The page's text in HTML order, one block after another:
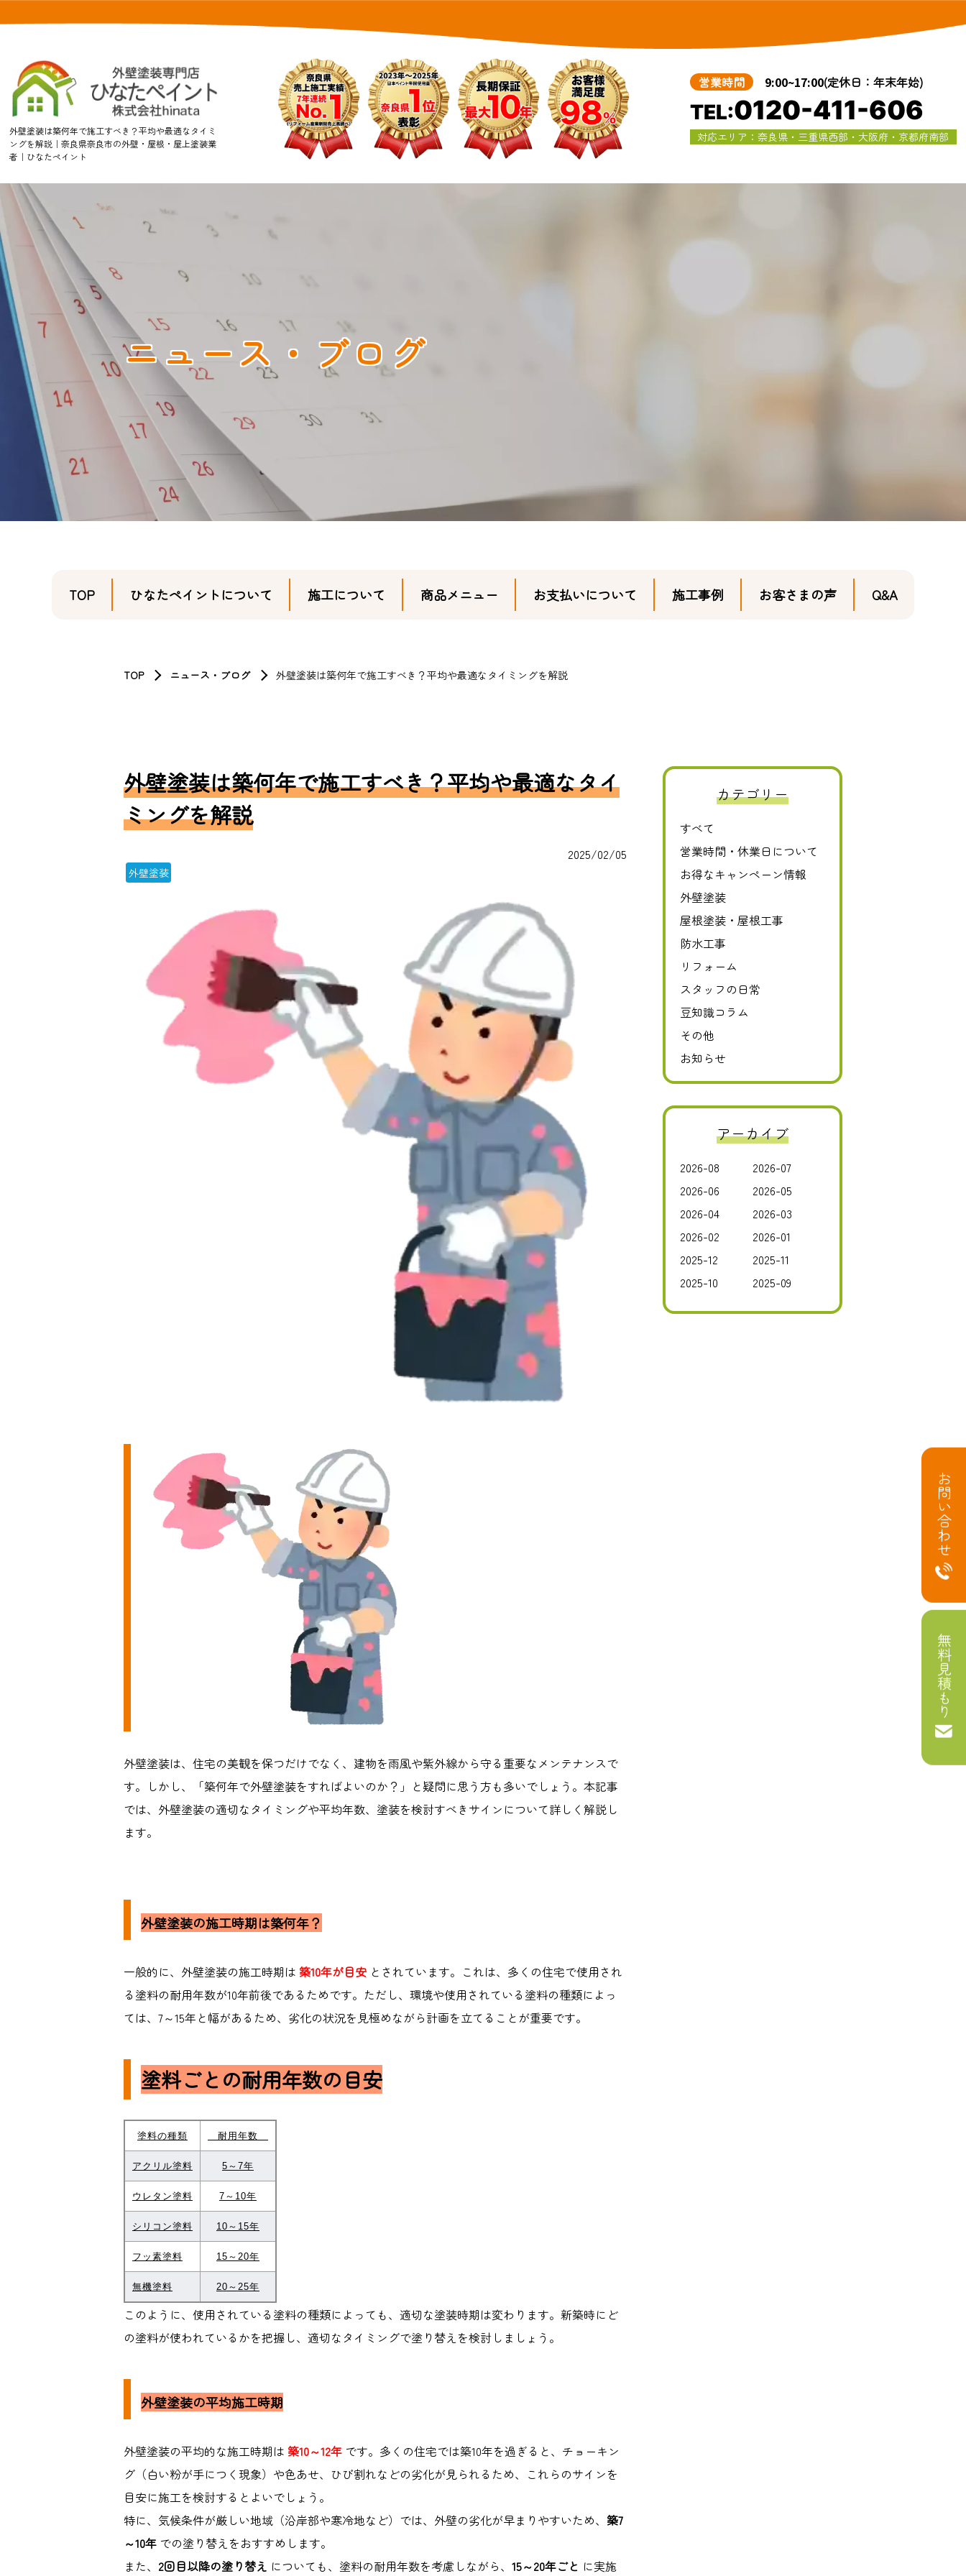
外壁塗装は築何年で施工すべき？平均や最適なタイミ
ングを解説｜奈良県奈良市の外壁・屋根・屋上塗装業
者｜ひなたペイント
営業時間 9:00~17:00(定休日：年末年始)
TEL:0120-411-606
対応エリア：奈良県・三重県西部・大阪府・京都府南部
ニュース・ブログ
TOP ひなたペイントについて 施工について 商品メニュー お支払いについて 施工事例 お客さまの声 Q&A
TOP ニュース・ブログ 外壁塗装は築何年で施工すべき？平均や最適なタイミングを解説
外壁塗装は築何年で施工すべき？平均や最適なタイ
ミングを解説
2025/02/05
外壁塗装
外壁塗装は、住宅の美観を保つだけでなく、建物を雨風や紫外線から守る重要なメンテナンスで
す。しかし、「築何年で外壁塗装をすればよいのか？」と疑問に思う方も多いでしょう。本記事
では、外壁塗装の適切なタイミングや平均年数、塗装を検討すべきサインについて詳しく解説し
ます。
外壁塗装の施工時期は築何年？
一般的に、外壁塗装の施工時期は 築10年が目安 とされています。これは、多くの住宅で使用され
る塗料の耐用年数が10年前後であるためです。ただし、環境や使用されている塗料の種類によっ
ては、7～15年と幅があるため、劣化の状況を見極めながら計画を立てることが重要です。
塗料ごとの耐用年数の目安
塗料の種類 耐用年数
アクリル塗料 5～7年
ウレタン塗料 7～10年
シリコン塗料 10～15年
フッ素塗料 15～20年
無機塗料 20～25年
このように、使用されている塗料の種類によっても、適切な塗装時期は変わります。新築時にど
の塗料が使われているかを把握し、適切なタイミングで塗り替えを検討しましょう。
外壁塗装の平均施工時期
外壁塗装の平均的な施工時期は 築10～12年 です。多くの住宅では築10年を過ぎると、チョーキン
グ（白い粉が手につく現象）や色あせ、ひび割れなどの劣化が見られるため、これらのサインを
目安に施工を検討するとよいでしょう。
特に、気候条件が厳しい地域（沿岸部や寒冷地など）では、外壁の劣化が早まりやすいため、 築7
～10年 での塗り替えをおすすめします。
また、 2回目以降の塗り替え についても、塗料の耐用年数を考慮しながら、 15～20年ごと に実施
カテゴリー
すべて
営業時間・休業日について
お得なキャンペーン情報
外壁塗装
屋根塗装・屋根工事
防水工事
リフォーム
スタッフの日常
豆知識コラム
その他
お知らせ
アーカイブ
2026-08
2026-07
2026-06
2026-05
2026-04
2026-03
2026-02
2026-01
2025-12
2025-11
2025-10
2025-09
お問い合わせ
無料見積もり
0120-411-606